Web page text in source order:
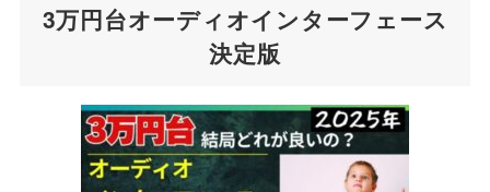
3万円台オーディオインターフェース
決定版